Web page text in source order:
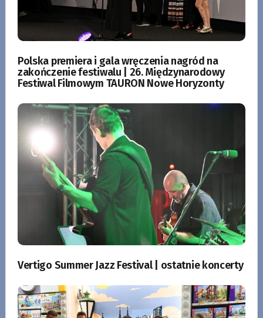
Polska premiera i gala wręczenia nagród na
zakończenie festiwalu | 26. Międzynarodowy
Festiwal Filmowym TAURON Nowe Horyzonty
Vertigo Summer Jazz Festival | ostatnie koncerty